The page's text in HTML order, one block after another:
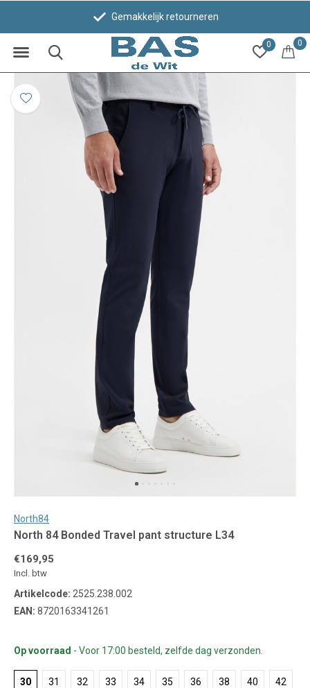
0 0
Gemakkelijk retourneren
North84
North 84 Bonded Travel pant structure L34
€169,95
Incl. btw
Artikelcode: 2525.238.002
EAN: 8720163341261
Op voorraad - Voor 17:00 besteld, zelfde dag verzonden.
30 31 32 33 34 35 36 38 40 42